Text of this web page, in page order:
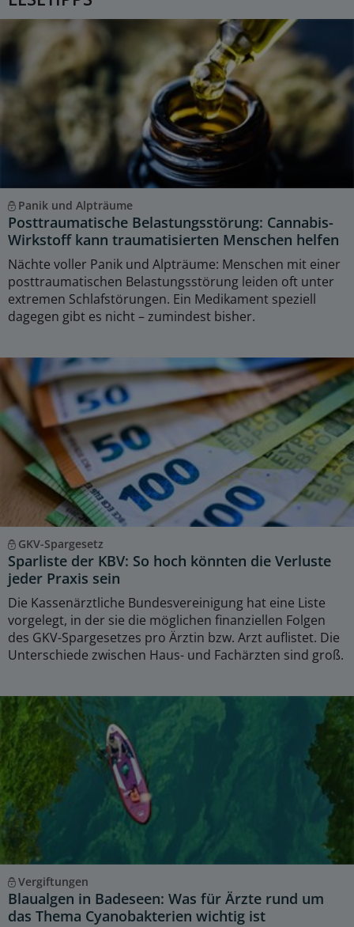
Panik und Alpträume
Posttraumatische Belastungsstörung: Cannabis-
Wirkstoff kann traumatisierten Menschen helfen
Nächte voller Panik und Alpträume: Menschen mit einer
posttraumatischen Belastungsstörung leiden oft unter
extremen Schlafstörungen. Ein Medikament speziell
dagegen gibt es nicht – zumindest bisher.
GKV-Spargesetz
Sparliste der KBV: So hoch könnten die Verluste
jeder Praxis sein
Die Kassenärztliche Bundesvereinigung hat eine Liste
vorgelegt, in der sie die möglichen finanziellen Folgen
des GKV-Spargesetzes pro Ärztin bzw. Arzt auflistet. Die
Unterschiede zwischen Haus- und Fachärzten sind groß.
Vergiftungen
Blaualgen in Badeseen: Was für Ärzte rund um
das Thema Cyanobakterien wichtig ist